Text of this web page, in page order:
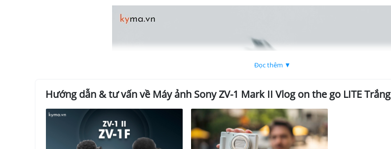
Đọc thêm ▼
Hướng dẫn & tư vấn về Máy ảnh Sony ZV-1 Mark II Vlog on the go LITE Trắng